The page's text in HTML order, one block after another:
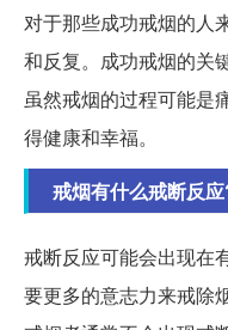
对于那些成功戒烟的人
和反复。成功戒烟的关
虽然戒烟的过程可能是
得健康和幸福。
戒烟有什么戒断反
戒断反应可能会出现在
要更多的意志力来戒除